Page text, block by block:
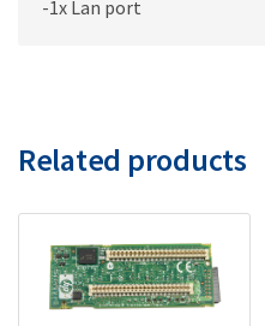
-1x Lan port
Related products